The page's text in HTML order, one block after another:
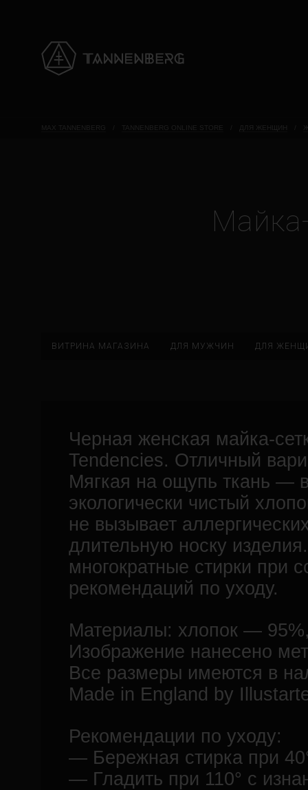
MAX TANNENBERG TANNENBERG ONLINE STORE ДЛЯ ЖЕНЩИН
ВИТРИНА МАГАЗИНА ДЛЯ МУЖЧИН ДЛЯ
Черная женская майка-
Tendencies. Отличный
Мягкая на ощупь ткань —
экологически чистый
не вызывает
длительную носку
многократные стирки при
рекомендаций по уходу.
Материалы: хлопок —
Изображение нанесено
Все размеры имеются в
Made in England by
Рекомендации по уходу:
— Бережная стирка при
— Гладить при 110° с